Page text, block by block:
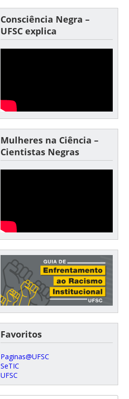
Consciência Negra –
UFSC explica
Mulheres na Ciência –
Cientistas Negras
Favoritos
Paginas@UFSC
SeTIC
UFSC